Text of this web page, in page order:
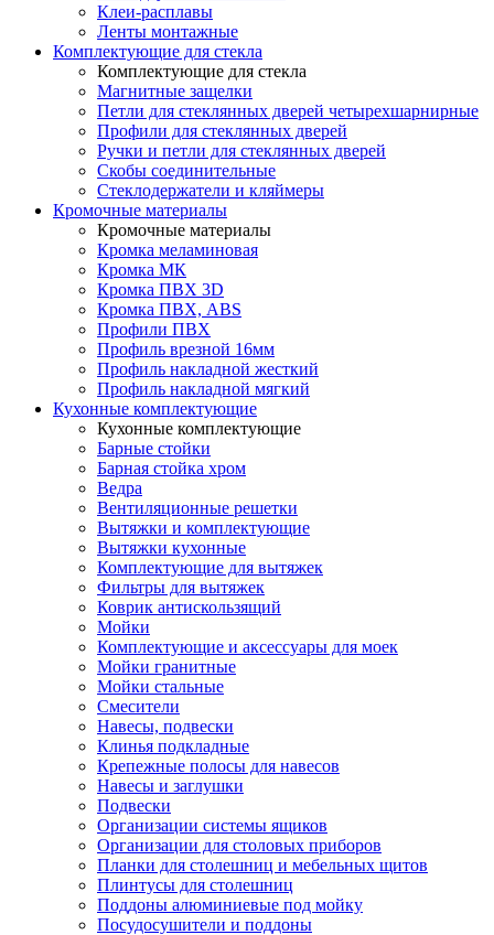
Клеи-расплавы
Ленты монтажные
Комплектующие для стекла
Комплектующие для стекла
Магнитные защелки
Петли для стеклянных дверей четырехшарнирные
Профили для стеклянных дверей
Ручки и петли для стеклянных дверей
Скобы соединительные
Стеклодержатели и кляймеры
Кромочные материалы
Кромочные материалы
Кромка меламиновая
Кромка МК
Кромка ПВХ 3D
Кромка ПВХ, ABS
Профили ПВХ
Профиль врезной 16мм
Профиль накладной жесткий
Профиль накладной мягкий
Кухонные комплектующие
Кухонные комплектующие
Барные стойки
Барная стойка хром
Ведра
Вентиляционные решетки
Вытяжки и комплектующие
Вытяжки кухонные
Комплектующие для вытяжек
Фильтры для вытяжек
Коврик антискользящий
Мойки
Комплектующие и аксессуары для моек
Мойки гранитные
Мойки стальные
Смесители
Навесы, подвески
Клинья подкладные
Крепежные полосы для навесов
Навесы и заглушки
Подвески
Организации системы ящиков
Организации для столовых приборов
Планки для столешниц и мебельных щитов
Плинтусы для столешниц
Поддоны алюминиевые под мойку
Посудосушители и поддоны